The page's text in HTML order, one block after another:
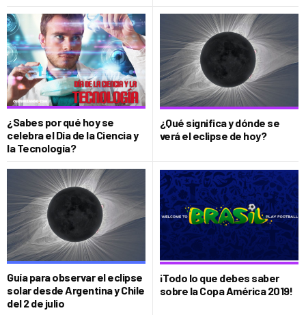
¿Sabes por qué hoy se
celebra el Día de la Ciencia y
la Tecnología?
¿Qué significa y dónde se
verá el eclipse de hoy?
Guía para observar el eclipse
solar desde Argentina y Chile
del 2 de julio
¡Todo lo que debes saber
sobre la Copa América 2019!